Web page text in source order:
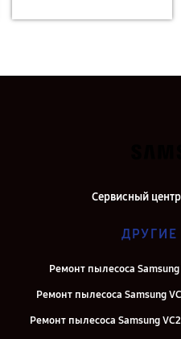
Сервисный
Ремонт пылесоса
Ремонт пылесоса Samsung
Ремонт пылесоса Samsung